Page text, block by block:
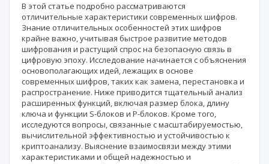
В этой статье подробно рассматриваются
отличительные характеристики современных шифров.
Знание отличительных особенностей этих шифров
крайне важно, учитывая быстрое развитие методов
шифрования и растущий спрос на безопасную связь в
цифровую эпоху. Исследование начинается с объяснения
основополагающих идей, лежащих в основе
современных шифров, таких как замена, перестановка и
распространение. Ниже приводится тщательный анализ
расширенных функций, включая размер блока, длину
ключа и функции S-блоков и P-блоков. Кроме того,
исследуются вопросы, связанные с масштабируемостью,
вычислительной эффективностью и устойчивостью к
криптоанализу. Выяснение взаимосвязи между этими
характеристиками и общей надежностью и